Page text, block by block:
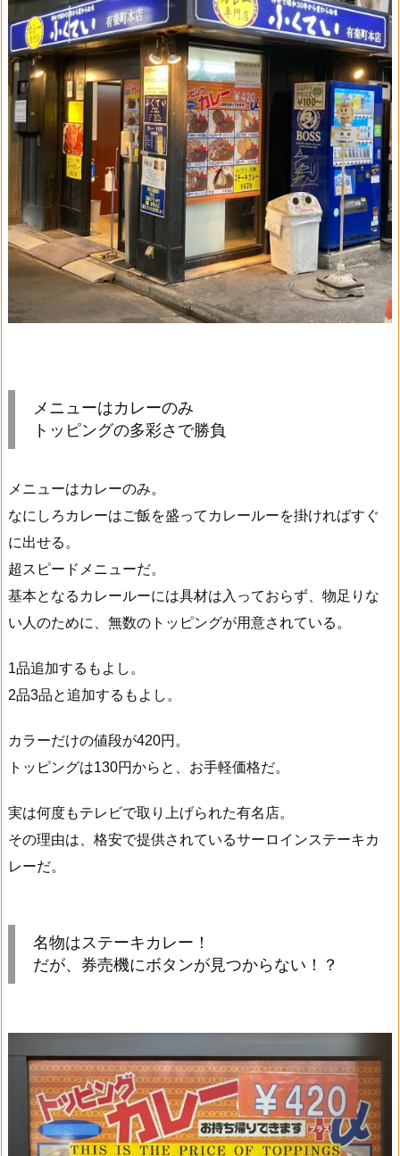
メニューはカレーのみ
トッピングの多彩さで勝負
メニューはカレーのみ。
なにしろカレーはご飯を盛ってカレールーを掛ければすぐ
に出せる。
超スピードメニューだ。
基本となるカレールーには具材は入っておらず、物足りな
い人のために、無数のトッピングが用意されている。
1品追加するもよし。
2品3品と追加するもよし。
カラーだけの値段が420円。
トッピングは130円からと、お手軽価格だ。
実は何度もテレビで取り上げられた有名店。
その理由は、格安で提供されているサーロインステーキカ
レーだ。
名物はステーキカレー！
だが、券売機にボタンが見つからない！？